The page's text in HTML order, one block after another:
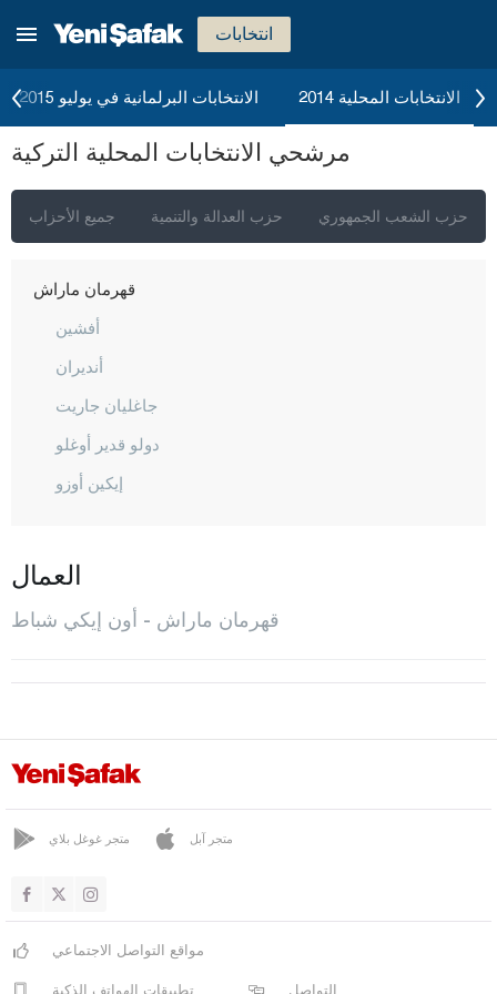
انتخابات
الانتخابات البرلمانية في يوليو 2015 الانتخابات المحلية 2014
مرشحي الانتخابات المحلية التركية
جميع الأحزاب حزب العدالة والتنمية حزب الشعب الجمهوري
غيراسون
كوموش خانة
هاكّاري
هطاي
إيسبارتا
قهرمان ماراش
أفشين
أنديران
جاغليان جاريت
دولو قدير أوغلو
إيكين أوزو
غوسون
بازارجيك
قارابوك
كارس
قيصري
كلّس
العمال
قهرمان ماراش - أون إيكي شباط
متجر غوغل بلاي متجر آبل
مواقع التواصل الاجتماعي
تطبيقات الهواتف الذكية التواصل